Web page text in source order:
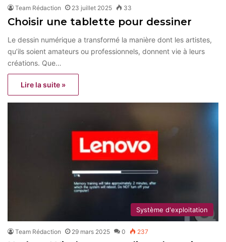
Team Rédaction 23 juillet 2025 33
Choisir une tablette pour dessiner
Le dessin numérique a transformé la manière dont les artistes,
qu’ils soient amateurs ou professionnels, donnent vie à leurs
créations. Que…
Lire la suite »
Système d'exploitation
Team Rédaction 29 mars 2025 0 237